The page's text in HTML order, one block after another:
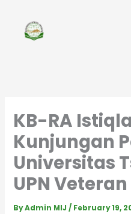
content
KB-RA
Kunjungan
Universitas
UPN
ByAdmin MIJ/ February 19,